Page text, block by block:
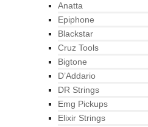
Anatta
Epiphone
Blackstar
Cruz Tools
Bigtone
D’Addario
DR Strings
Emg Pickups
Elixir Strings